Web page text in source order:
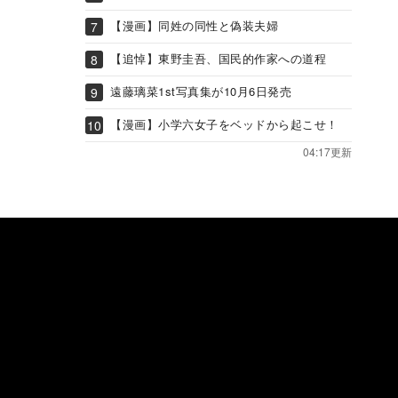
【漫画】同姓の同性と偽装夫婦
【追悼】東野圭吾、国民的作家への道程
遠藤璃菜1st写真集が10月6日発売
【漫画】小学六女子をベッドから起こせ！
04:17更新